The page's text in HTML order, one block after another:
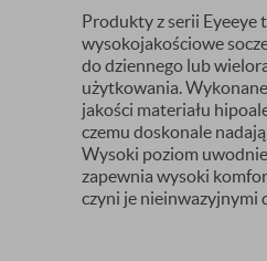
Produkty z serii Eyeeye
wysokojakościowe
do dziennego lub
użytkowania.
jakości materiału
czemu doskonale
Wysoki poziom
zapewnia wysoki
czyni je nieinwazyjnymi